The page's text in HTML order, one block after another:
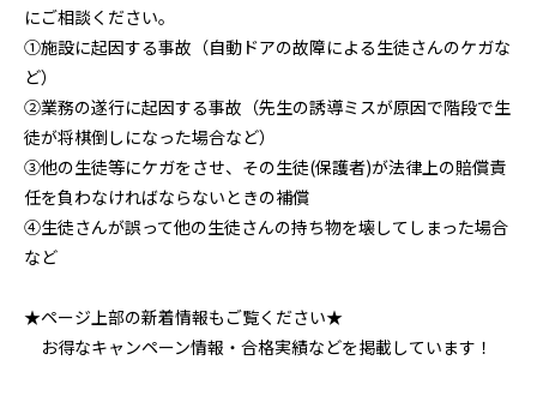
にご相談ください。
①施設に起因する事故（自動ドアの故障による生徒さんのケガな
ど）
②業務の遂行に起因する事故（先生の誘導ミスが原因で階段で生
徒が将棋倒しになった場合など）
③他の生徒等にケガをさせ、その生徒(保護者)が法律上の賠償責
任を負わなければならないときの補償
④生徒さんが誤って他の生徒さんの持ち物を壊してしまった場合
など
★ページ上部の新着情報もご覧ください★
お得なキャンペーン情報・合格実績などを掲載しています！